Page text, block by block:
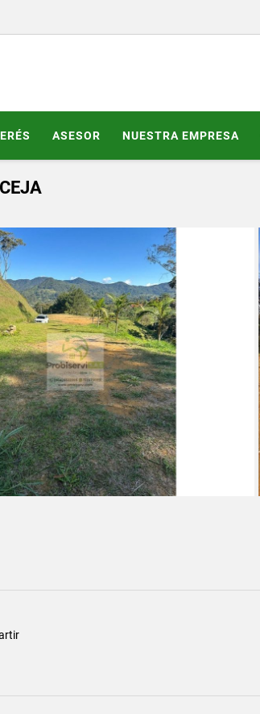
ASESOR NUESTRA EMPRESA